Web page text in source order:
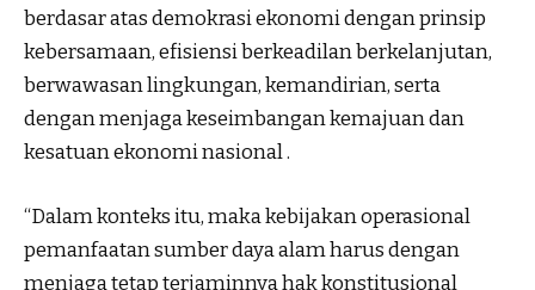
berdasar atas demokrasi ekonomi dengan prinsip
kebersamaan, efisiensi berkeadilan berkelanjutan,
berwawasan lingkungan, kemandirian, serta
dengan menjaga keseimbangan kemajuan dan
kesatuan ekonomi nasional .
“Dalam konteks itu, maka kebijakan operasional
pemanfaatan sumber daya alam harus dengan
menjaga tetap terjaminnya hak konstitusional